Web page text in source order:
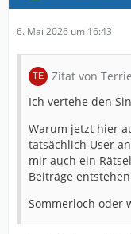
6. Mai 2026 um 16:43
Zitat von
Ich vertehe den
Warum jetzt hier
tatsächlich User
mir auch ein
Beiträge
Sommerloch oder